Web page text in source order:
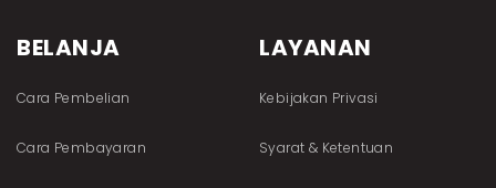
BELANJA
Cara Pembelian
Cara Pembayaran
LAYANAN
Kebijakan Privasi
Syarat & Ketentuan